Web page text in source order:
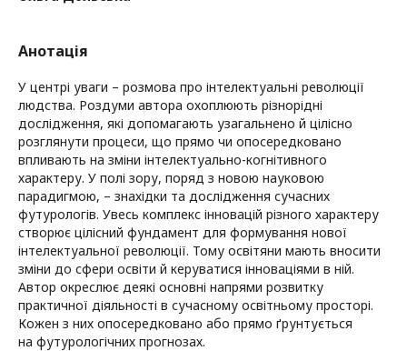
Анотація
У центрі уваги – розмова про інтелектуальні революції
людства. Роздуми автора охоплюють різнорідні
дослідження, які допомагають узагальнено й цілісно
розглянути процеси, що прямо чи опосередковано
впливають на зміни інтелектуально-когнітивного
характеру. У полі зору, поряд з новою науковою
парадигмою, – знахідки та дослідження сучасних
футурологів. Увесь комплекс інновацій різного характеру
створює цілісний фундамент для формування нової
інтелектуальної революції. Тому освітяни мають вносити
зміни до сфери освіти й керуватися інноваціями в ній.
Автор окреслює деякі основні напрями розвитку
практичної діяльності в сучасному освітньому просторі.
Кожен з них опосередковано або прямо ґрунтується
на футурологічних прогнозах.